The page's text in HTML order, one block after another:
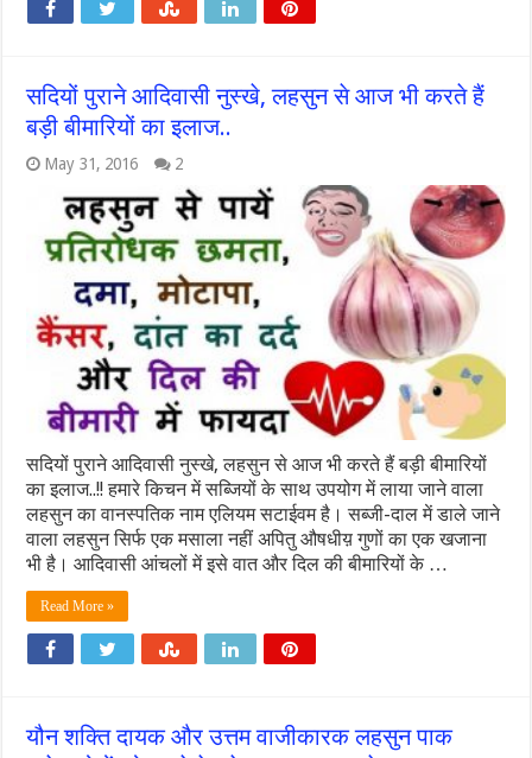
सदियों पुराने आदिवासी नुस्खे, लहसुन से आज भी करते हैं
बड़ी बीमारियों का इलाज..
May 31, 2016 2
सदियों पुराने आदिवासी नुस्खे, लहसुन से आज भी करते हैं बड़ी बीमारियों
का इलाज..!! हमारे किचन में सब्जियों के साथ उपयोग में लाया जाने वाला
लहसुन का वानस्पतिक नाम एलियम सटाईवम है। सब्जी-दाल में डाले जाने
वाला लहसुन सिर्फ एक मसाला नहीं अपितु औषधीय़ गुणों का एक खजाना
भी है। आदिवासी आंचलों में इसे वात और दिल की बीमारियों के …
Read More »
यौन शक्ति दायक और उत्तम वाजीकारक लहसुन पाक